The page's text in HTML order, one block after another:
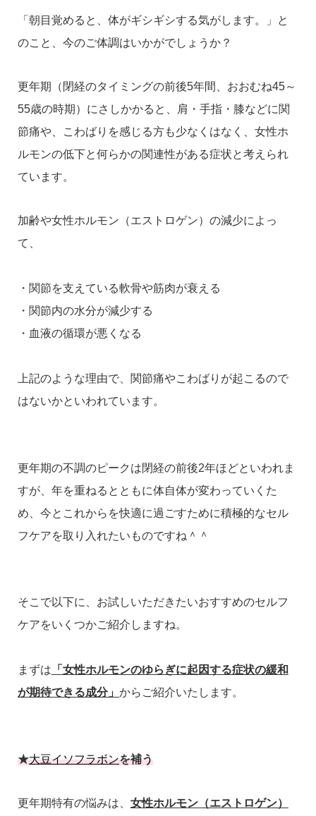
「朝目覚めると、体がギシギシする気がします。」と
のこと、今のご体調はいかがでしょうか？
更年期（閉経のタイミングの前後5年間、おおむね45～
55歳の時期）にさしかかると、肩・手指・膝などに関
節痛や、こわばりを感じる方も少なくはなく、女性ホ
ルモンの低下と何らかの関連性がある症状と考えられ
ています。
加齢や女性ホルモン（エストロゲン）の減少によっ
て、
・関節を支えている軟骨や筋肉が衰える
・関節内の水分が減少する
・血液の循環が悪くなる
上記のような理由で、関節痛やこわばりが起こるので
はないかといわれています。
更年期の不調のピークは閉経の前後2年ほどといわれま
すが、年を重ねるとともに体自体が変わっていくた
め、今とこれからを快適に過ごすために積極的なセル
フケアを取り入れたいものですね＾＾
そこで以下に、お試しいただきたいおすすめのセルフ
ケアをいくつかご紹介しますね。
まずは 「女性ホルモンのゆらぎに起因する症状の緩和
が期待できる成分」 からご紹介いたします。
★大豆イソフラボンを補う
更年期特有の悩みは、 女性ホルモン（エストロゲン）